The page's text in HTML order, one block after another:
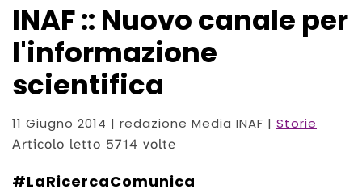
INAF :: Nuovo canale per
l'informazione
scientifica
11 Giugno 2014 | redazione Media INAF | Storie
Articolo letto 5714 volte
#LaRicercaComunica